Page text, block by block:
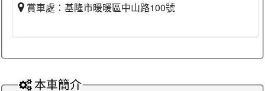
賞車處：基隆市暖暖區中山路100號
本車簡介